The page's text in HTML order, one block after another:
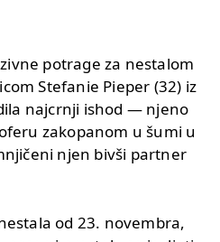
potrage za nestalom
Stefanie Pieper (32) iz
najcrnji ishod — njeno
zakopanom u šumi u
njen bivši partner
od 23. novembra,